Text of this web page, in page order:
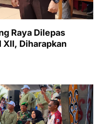
Raya Dilepas
Diharapkan